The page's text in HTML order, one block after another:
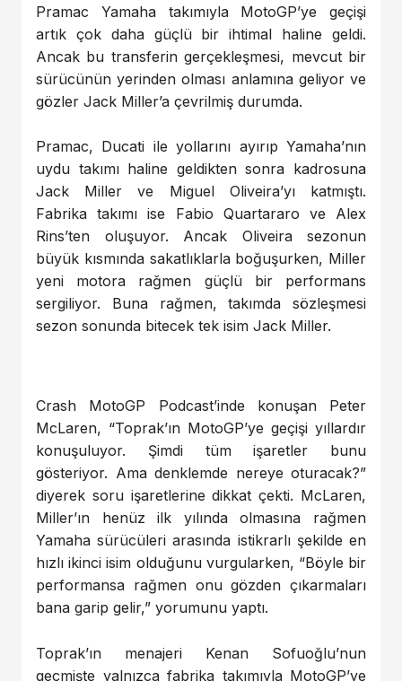
Pramac Yamaha takımıyla MotoGP’ye geçişi
artık çok daha güçlü bir ihtimal haline geldi.
Ancak bu transferin gerçekleşmesi, mevcut bir
sürücünün yerinden olması anlamına geliyor ve
gözler Jack Miller’a çevrilmiş durumda.
Pramac, Ducati ile yollarını ayırıp Yamaha’nın
uydu takımı haline geldikten sonra kadrosuna
Jack Miller ve Miguel Oliveira’yı katmıştı.
Fabrika takımı ise Fabio Quartararo ve Alex
Rins’ten oluşuyor. Ancak Oliveira sezonun
büyük kısmında sakatlıklarla boğuşurken, Miller
yeni motora rağmen güçlü bir performans
sergiliyor. Buna rağmen, takımda sözleşmesi
sezon sonunda bitecek tek isim Jack Miller.
Crash MotoGP Podcast’inde konuşan Peter
McLaren, “Toprak’ın MotoGP’ye geçişi yıllardır
konuşuluyor. Şimdi tüm işaretler bunu
gösteriyor. Ama denklemde nereye oturacak?”
diyerek soru işaretlerine dikkat çekti. McLaren,
Miller’ın henüz ilk yılında olmasına rağmen
Yamaha sürücüleri arasında istikrarlı şekilde en
hızlı ikinci isim olduğunu vurgularken, “Böyle bir
performansa rağmen onu gözden çıkarmaları
bana garip gelir,” yorumunu yaptı.
Toprak’ın menajeri Kenan Sofuoğlu’nun
geçmişte yalnızca fabrika takımıyla MotoGP’ye